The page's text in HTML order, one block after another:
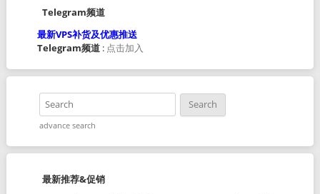
Telegram频道
最新VPS补货及优惠推送
Telegram频道: 点击加入
advance search
最新推荐&促销